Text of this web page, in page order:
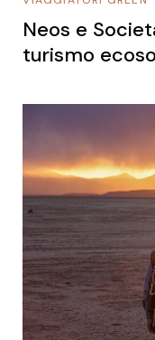
Neos e
turismo